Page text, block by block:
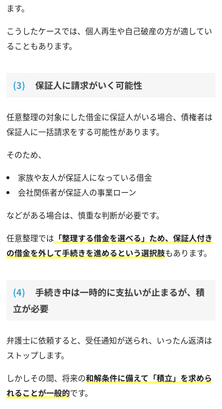
ます。
こうしたケースでは、個人再生や自己破産の方が適してい
ることもあります。
保証人に請求がいく可能性
任意整理の対象にした借金に保証人がいる場合、債権者は
保証人に一括請求をする可能性があります。
そのため、
家族や友人が保証人になっている借金
会社関係者が保証人の事業ローン
などがある場合は、慎重な判断が必要です。
任意整理では 「整理する借金を選べる」ため、保証人付き
の借金を外して手続きを進めるという選択肢もあります。
手続き中は一時的に支払いが止まるが、積
立が必要
弁護士に依頼すると、受任通知が送られ、いったん返済は
ストップします。
しかしその間、将来の和解条件に備えて「積立」を求めら
れることが一般的です。